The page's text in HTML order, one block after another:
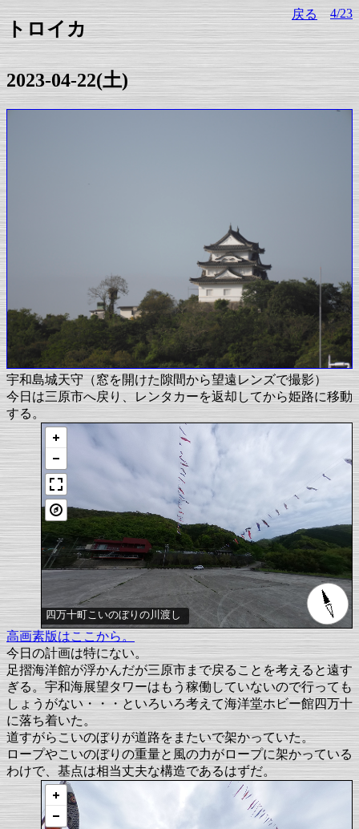
トロイカ
戻る 4/23
2023-04-22(土)
宇和島城天守（窓を開けた隙間から望遠レンズで撮影）
今日は三原市へ戻り、レンタカーを返却してから姫路に移動
する。
四万十町こいのぼりの川渡し
高画素版はここから。
今日の計画は特にない。
足摺海洋館が浮かんだが三原市まで戻ることを考えると遠す
ぎる。宇和海展望タワーはもう稼働していないので行っても
しょうがない・・・といろいろ考えて海洋堂ホビー館四万十
に落ち着いた。
道すがらこいのぼりが道路をまたいで架かっていた。
ロープやこいのぼりの重量と風の力がロープに架かっている
わけで、基点は相当丈夫な構造であるはずだ。